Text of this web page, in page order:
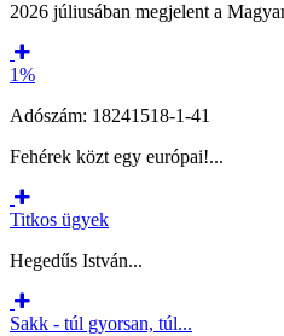
2026 júliusában megjelent a
1%
Adószám: 18241518-1-41
Fehérek közt egy európai!...
Titkos ügyek
Hegedűs István...
Sakk - túl gyorsan, túl...